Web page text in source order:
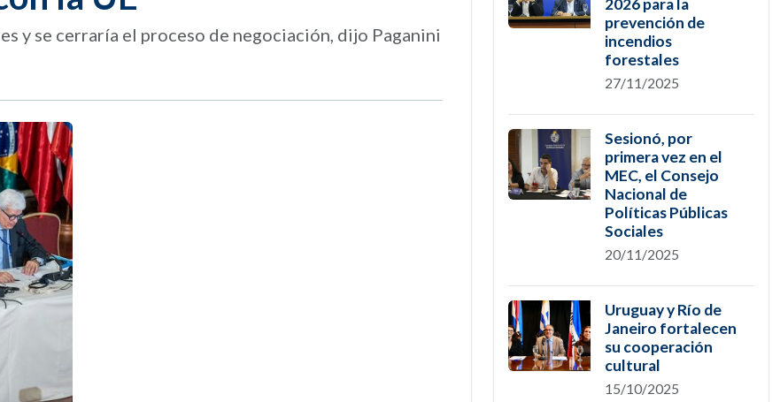
y se cerraría el proceso de negociación, dijo Paganini
2026 para la
prevención de
incendios
forestales
27/11/2025
Sesionó, por
primera vez en el
MEC, el Consejo
Nacional de
Políticas Públicas
Sociales
20/11/2025
Uruguay y Río de
Janeiro fortalecen
su cooperación
cultural
15/10/2025